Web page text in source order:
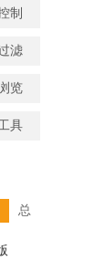
制
滤
览
具
总